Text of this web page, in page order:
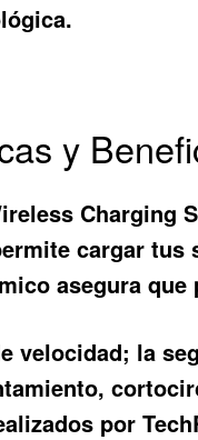
y
Charging
cargar tus
asegura
velocidad; la
por